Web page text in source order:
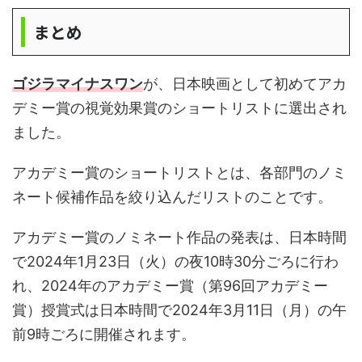
まとめ
ゴジラマイナスワンが、日本映画として初めてアカ
デミー賞の視覚効果賞のショートリストに選出され
ました。
アカデミー賞のショートリストとは、各部門のノミ
ネート候補作品を絞り込んだリストのことです。
アカデミー賞のノミネート作品の発表は、日本時間
で2024年1月23日（火）の夜10時30分ごろに行わ
れ、2024年のアカデミー賞（第96回アカデミー
賞）授賞式は日本時間で2024年3月11日（月）の午
前9時ごろに開催されます。